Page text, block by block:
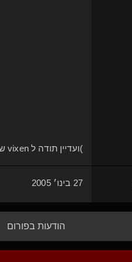
(ועדיין תודה ל vixen שפרסמה בפרופיל שלה)
27 בינו׳ 2005
הודעות בפורום